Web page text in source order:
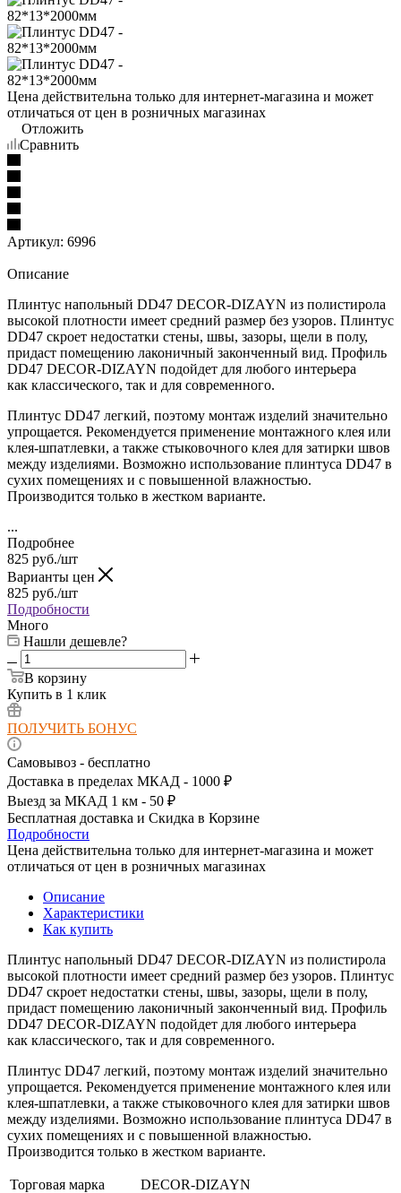
Цена действительна только для интернет-магазина и может
отличаться от цен в розничных магазинах
Отложить
Сравнить
Артикул: 6996
Описание
Плинтус напольный DD47 DECOR-DIZAYN из полистирола
высокой плотности имеет средний размер без узоров. Плинтус
DD47 скроет недостатки стены, швы, зазоры, щели в полу,
придаст помещению лаконичный законченный вид. Профиль
DD47 DECOR-DIZAYN подойдет для любого интерьера
как классического, так и для современного.
Плинтус DD47 легкий, поэтому монтаж изделий значительно
упрощается. Рекомендуется применение монтажного клея или
клея-шпатлевки, а также стыковочного клея для затирки швов
между изделиями. Возможно использование плинтуса DD47 в
сухих помещениях и с повышенной влажностью.
Производится только в жестком варианте.
...
Подробнее
825 руб./шт
Варианты цен
825 руб./шт
Подробности
Много
Нашли дешевле?
В корзину
Купить в 1 клик
ПОЛУЧИТЬ БОНУС
Самовывоз - бесплатно
Доставка в пределах МКАД - 1000 ₽
Выезд за МКАД 1 км - 50 ₽
Бесплатная доставка и Скидка в Корзине
Подробности
Цена действительна только для интернет-магазина и может
отличаться от цен в розничных магазинах
Описание
Характеристики
Как купить
Плинтус напольный DD47 DECOR-DIZAYN из полистирола
высокой плотности имеет средний размер без узоров. Плинтус
DD47 скроет недостатки стены, швы, зазоры, щели в полу,
придаст помещению лаконичный законченный вид. Профиль
DD47 DECOR-DIZAYN подойдет для любого интерьера
как классического, так и для современного.
Плинтус DD47 легкий, поэтому монтаж изделий значительно
упрощается. Рекомендуется применение монтажного клея или
клея-шпатлевки, а также стыковочного клея для затирки швов
между изделиями. Возможно использование плинтуса DD47 в
сухих помещениях и с повышенной влажностью.
Производится только в жестком варианте.
Торговая марка
DECOR-DIZAYN